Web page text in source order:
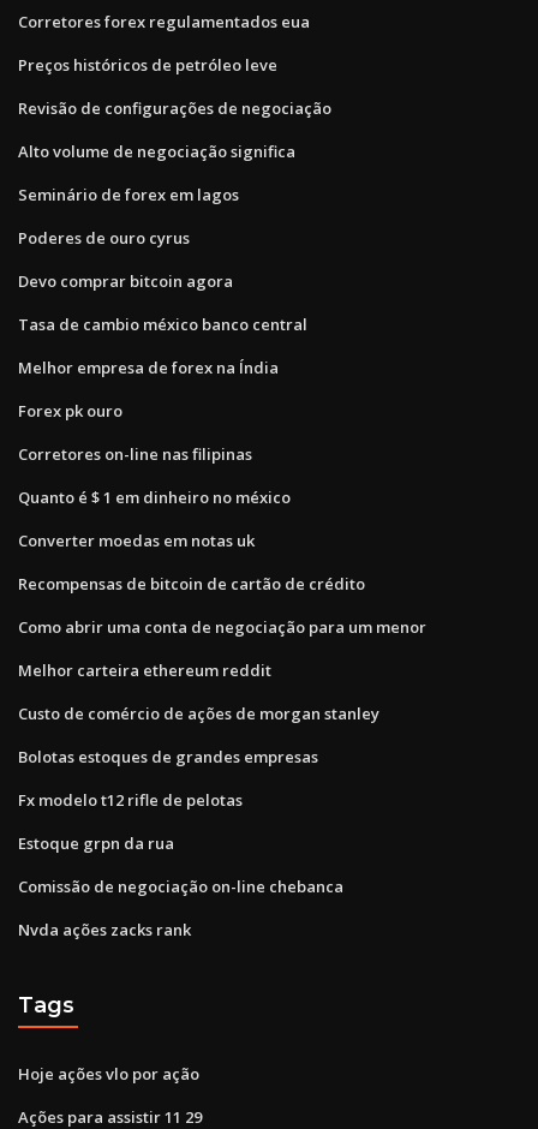
Corretores forex regulamentados eua
Preços históricos de petróleo leve
Revisão de configurações de negociação
Alto volume de negociação significa
Seminário de forex em lagos
Poderes de ouro cyrus
Devo comprar bitcoin agora
Tasa de cambio méxico banco central
Melhor empresa de forex na Índia
Forex pk ouro
Corretores on-line nas filipinas
Quanto é $ 1 em dinheiro no méxico
Converter moedas em notas uk
Recompensas de bitcoin de cartão de crédito
Como abrir uma conta de negociação para um menor
Melhor carteira ethereum reddit
Custo de comércio de ações de morgan stanley
Bolotas estoques de grandes empresas
Fx modelo t12 rifle de pelotas
Estoque grpn da rua
Comissão de negociação on-line chebanca
Nvda ações zacks rank
Tags
Hoje ações vlo por ação
Ações para assistir 11 29